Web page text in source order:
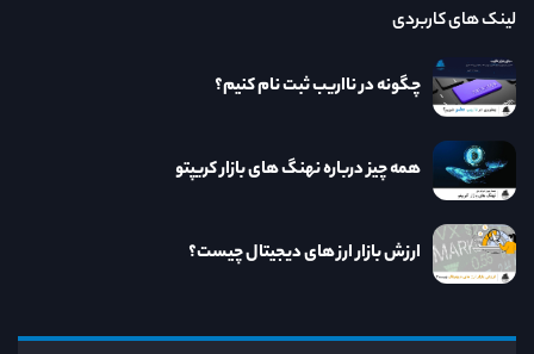
لینک های کاربردی
چگونه در نااریب ثبت نام کنیم؟
همه چیز درباره نهنگ های بازار کریپتو
ارزش بازار ارز های دیجیتال چیست؟